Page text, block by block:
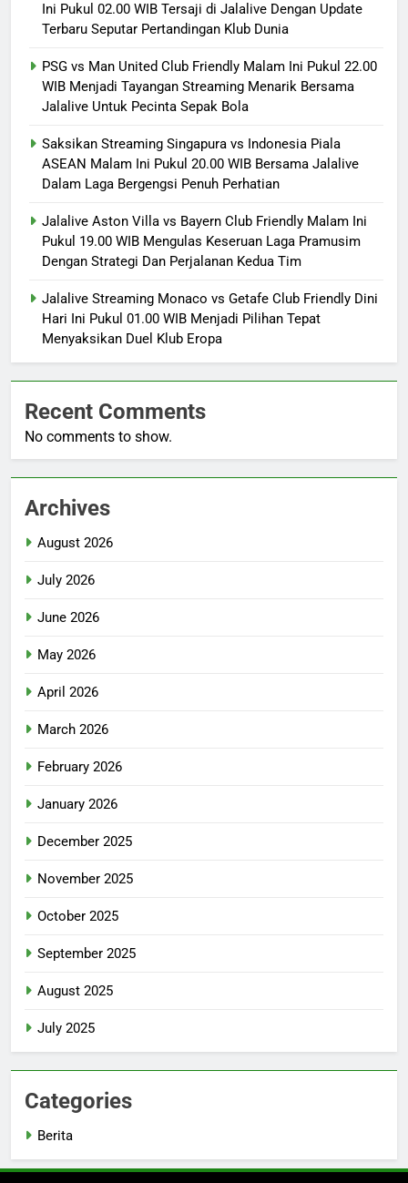
Ini Pukul 02.00 WIB Tersaji di Jalalive Dengan Update
Terbaru Seputar Pertandingan Klub Dunia
PSG vs Man United Club Friendly Malam Ini Pukul 22.00
WIB Menjadi Tayangan Streaming Menarik Bersama
Jalalive Untuk Pecinta Sepak Bola
Saksikan Streaming Singapura vs Indonesia Piala
ASEAN Malam Ini Pukul 20.00 WIB Bersama Jalalive
Dalam Laga Bergengsi Penuh Perhatian
Jalalive Aston Villa vs Bayern Club Friendly Malam Ini
Pukul 19.00 WIB Mengulas Keseruan Laga Pramusim
Dengan Strategi Dan Perjalanan Kedua Tim
Jalalive Streaming Monaco vs Getafe Club Friendly Dini
Hari Ini Pukul 01.00 WIB Menjadi Pilihan Tepat
Menyaksikan Duel Klub Eropa
Recent Comments
No comments to show.
Archives
August 2026
July 2026
June 2026
May 2026
April 2026
March 2026
February 2026
January 2026
December 2025
November 2025
October 2025
September 2025
August 2025
July 2025
Categories
Berita